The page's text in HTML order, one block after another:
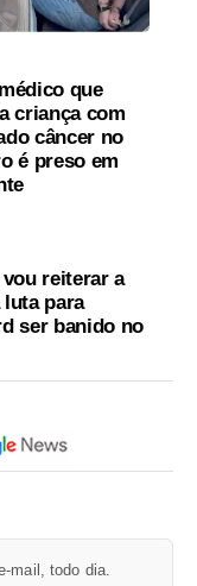
que
criança com
câncer no
é preso em
reiterar a
luta para
ser banido no
mail, todo dia.